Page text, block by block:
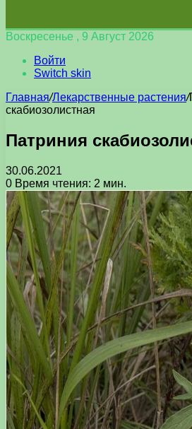
Воскресенье , 9 Август 2026
Войти
Switch skin
Главная/Лекарственные растения/
скабиозолистная
Патриния
30.06.2021
0 Время чтения: 2 мин.